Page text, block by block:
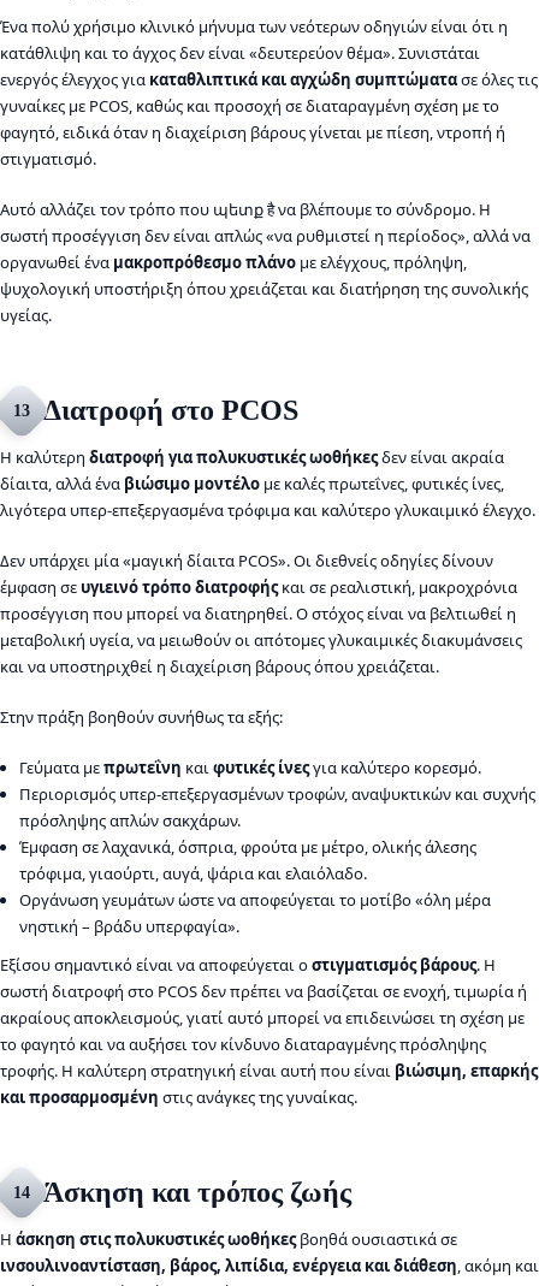
Ένα πολύ χρήσιμο κλινικό μήνυμα των νεότερων οδηγιών είναι ότι η
κατάθλιψη και το άγχος δεν είναι «δευτερεύον θέμα». Συνιστάται
ενεργός έλεγχος για καταθλιπτικά και αγχώδη συμπτώματασε όλες τις
γυναίκες με PCOS, καθώς και προσοχή σε διαταραγμένη σχέση με το
φαγητό, ειδικά όταν η διαχείριση βάρους γίνεται με πίεση, ντροπή ή
στιγματισμό.
Αυτό αλλάζει τον τρόπο που պետք है να βλέπουμε το σύνδρομο. Η
σωστή προσέγγιση δεν είναι απλώς «να ρυθμιστεί η περίοδος», αλλά να
οργανωθεί ένα μακροπρόθεσμο πλάνο με ελέγχους, πρόληψη,
ψυχολογική υποστήριξη όπου χρειάζεται και διατήρηση της συνολικής
υγείας.
13 Διατροφή στο PCOS
Η καλύτερη διατροφή για πολυκυστικές ωοθήκεςδεν είναι ακραία
δίαιτα, αλλά ένα βιώσιμο μοντέλο με καλές πρωτεΐνες, φυτικές ίνες,
λιγότερα υπερ-επεξεργασμένα τρόφιμα και καλύτερο γλυκαιμικό έλεγχο.
Δεν υπάρχει μία «μαγική δίαιτα PCOS». Οι διεθνείς οδηγίες δίνουν
έμφαση σε υγιεινό τρόπο διατροφήςκαι σε ρεαλιστική, μακροχρόνια
προσέγγιση που μπορεί να διατηρηθεί. Ο στόχος είναι να βελτιωθεί η
μεταβολική υγεία, να μειωθούν οι απότομες γλυκαιμικές διακυμάνσεις
και να υποστηριχθεί η διαχείριση βάρους όπου χρειάζεται.
Στην πράξη βοηθούν συνήθως τα εξής:
Γεύματα μεπρωτεΐνη καιφυτικές ίνεςγια καλύτερο κορεσμό.
Περιορισμός υπερ-επεξεργασμένων τροφών, αναψυκτικών και συχνής
πρόσληψης απλών σακχάρων.
Έμφαση σε λαχανικά, όσπρια, φρούτα με μέτρο, ολικής άλεσης
τρόφιμα, γιαούρτι, αυγά, ψάρια και ελαιόλαδο.
Οργάνωση γευμάτων ώστε να αποφεύγεται το μοτίβο «όλη μέρα
νηστική – βράδυ υπερφαγία».
Εξίσου σημαντικό είναι να αποφεύγεται οστιγματισμός βάρους. Η
σωστή διατροφή στο PCOS δεν πρέπει να βασίζεται σε ενοχή, τιμωρία ή
ακραίους αποκλεισμούς, γιατί αυτό μπορεί να επιδεινώσει τη σχέση με
το φαγητό και να αυξήσει τον κίνδυνο διαταραγμένης πρόσληψης
τροφής. Η καλύτερη στρατηγική είναι αυτή που είναι βιώσιμη, επαρκής
και προσαρμοσμένη στις ανάγκες της γυναίκας.
14 Άσκηση και τρόπος ζωής
Η άσκηση στις πολυκυστικές ωοθήκεςβοηθά ουσιαστικά σε
ινσουλινοαντίσταση, βάρος, λιπίδια, ενέργεια και διάθεση, ακόμη και